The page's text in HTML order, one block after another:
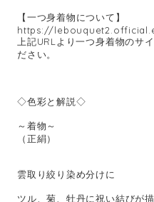
【一つ身着物について】
https://
上記URLより一つ身着物のサ
ださい。
◇色彩と解説◇
～着物～
（正絹）
雲取り絞り染め分けに
ツル、菊、牡丹に祝い結びが